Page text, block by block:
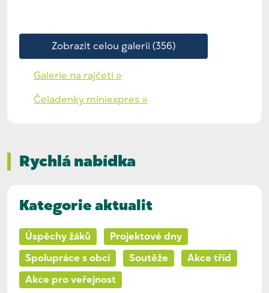
Zobrazit celou galerii (356)
Galerie na rajčeti »
Čeladenky miniexpres »
Rychlá nabídka
Kategorie aktualit
Úspěchy žáků
Projektové dny
Spolupráce s obcí
Soutěže
Akce tříd
Akce pro veřejnost